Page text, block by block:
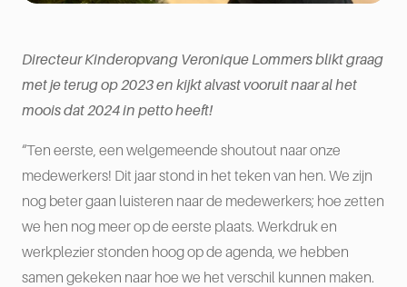
Directeur Kinderopvang Veronique Lommers blikt graag
met je terug op 2023 en kijkt alvast vooruit naar al het
moois dat 2024 in petto heeft!
“Ten eerste, een welgemeende shoutout naar onze
medewerkers! Dit jaar stond in het teken van hen. We zijn
nog beter gaan luisteren naar de medewerkers; hoe zetten
we hen nog meer op de eerste plaats. Werkdruk en
werkplezier stonden hoog op de agenda, we hebben
samen gekeken naar hoe we het verschil kunnen maken.